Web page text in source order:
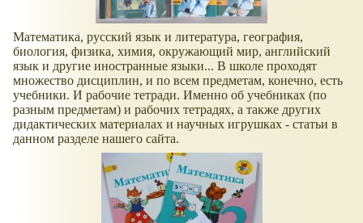
Математика, русский язык и литература, география,
биология, физика, химия, окружающий мир, английский
язык и другие иностранные языки... В школе проходят
множество дисциплин, и по всем предметам, конечно, есть
учебники. И рабочие тетради. Именно об учебниках (по
разным предметам) и рабочих тетрадях, а также других
дидактических материалах и научных игрушках - статьи в
данном разделе нашего сайта.